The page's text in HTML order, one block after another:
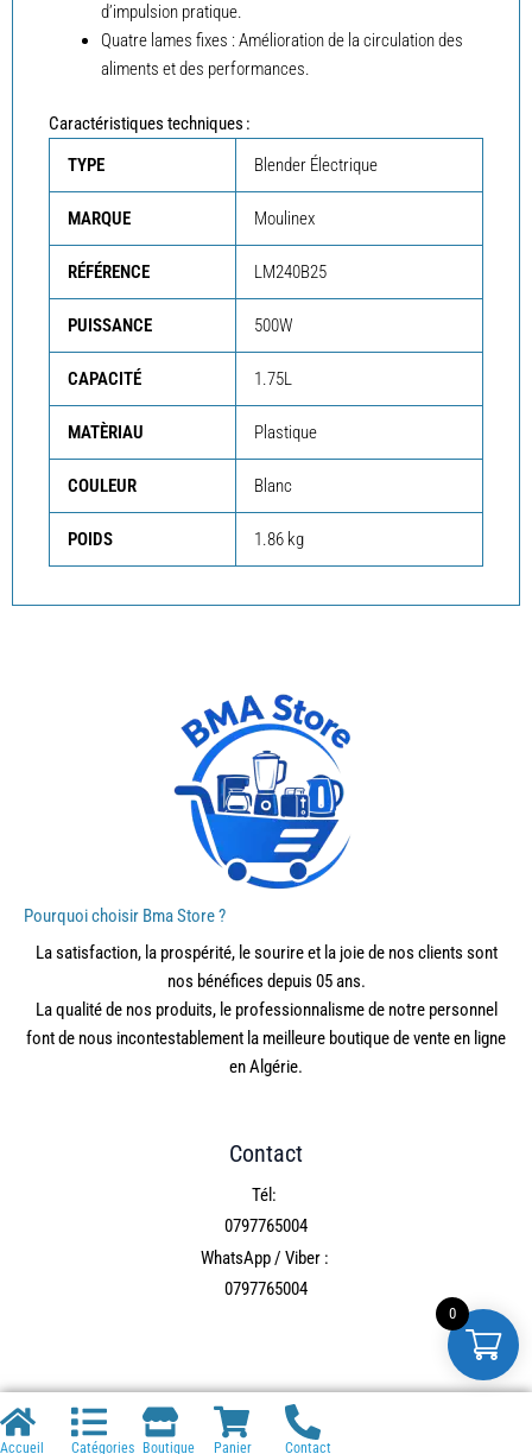
0
Accueil Catégories Boutique Panier Contact
d’impulsion pratique.
Quatre lames fixes : Amélioration de la circulation des
aliments et des performances.
Caractéristiques techniques :
TYPE
Blender Électrique
MARQUE Moulinex
RÉFÉRENCE LM240B25
PUISSANCE 500W
CAPACITÉ 1.75L
MATÈRIAU Plastique
COULEUR Blanc
POIDS 1.86 kg
Pourquoi choisir Bma Store ?
La satisfaction, la prospérité, le sourire et la joie de nos clients sont
nos bénéfices depuis 05 ans.
La qualité de nos produits, le professionnalisme de notre personnel
font de nous incontestablement la meilleure boutique de vente en ligne
en Algérie.
Contact
Tél:
0797765004
WhatsApp / Viber :
0797765004